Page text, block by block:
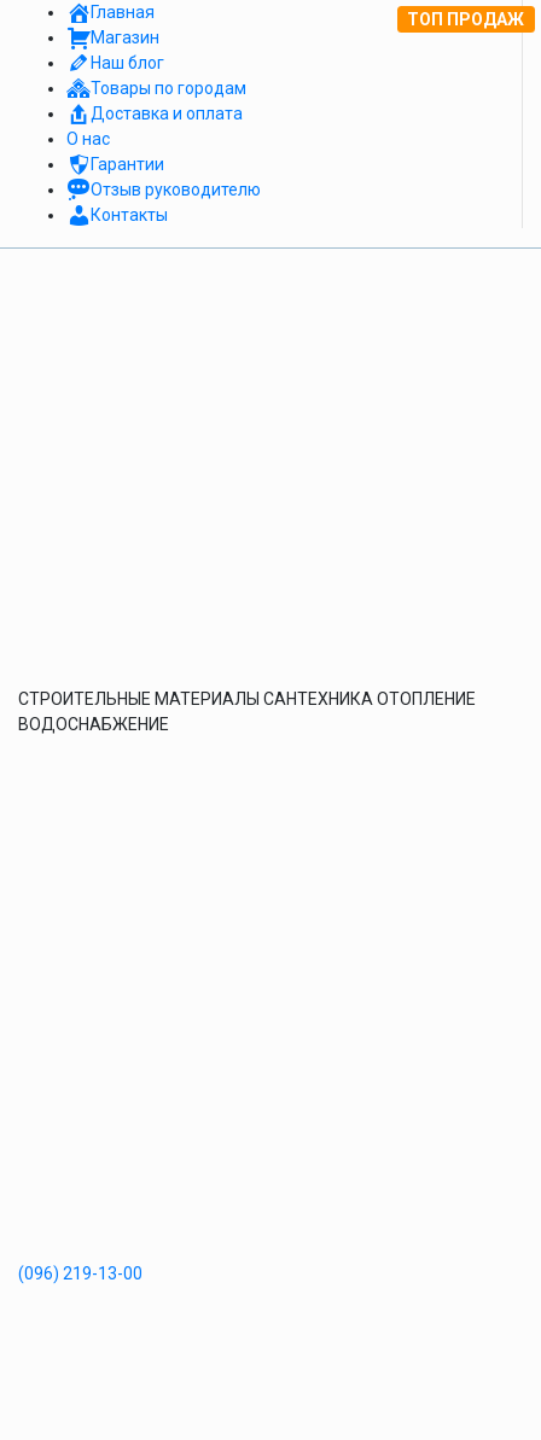
Главная
Магазин
Наш блог
Товары по городам
Доставка и оплата
О нас
Гарантии
Отзыв руководителю
Контакты
СТРОИТЕЛЬНЫЕ МАТЕРИАЛЫ САНТЕХНИКА ОТОПЛЕНИЕ
ВОДОСНАБЖЕНИЕ
(096) 219-13-00
ТОП ПРОДАЖ